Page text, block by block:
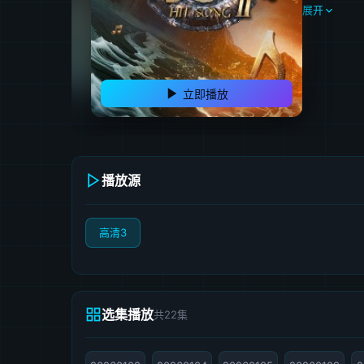
立即播放
展开
播放源
高清3
选集播放共22集